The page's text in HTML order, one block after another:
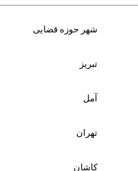
شهر حوزه قضایی
تبریز
آمل
تهران
کاشان